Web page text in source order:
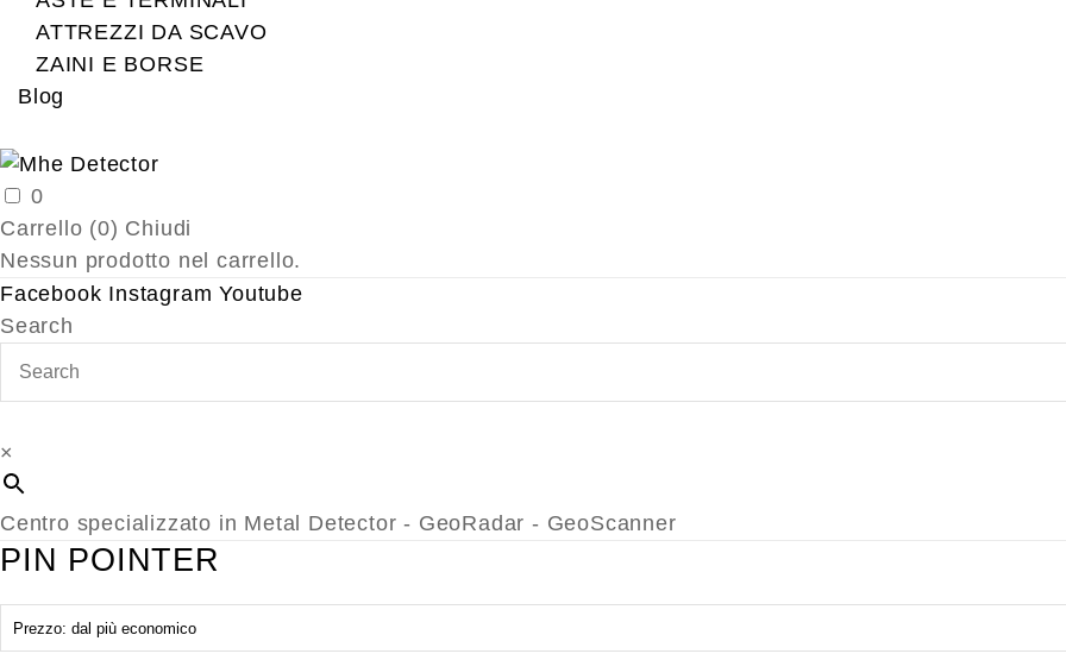
ATTREZZI DA SCAVO
ZAINI E BORSE
Blog
0
Carrello (0) Chiudi
Nessun prodotto nel carrello.
Facebook Instagram Youtube
Search
×
Centro specializzato in Metal Detector - GeoRadar - GeoScanner
PIN POINTER